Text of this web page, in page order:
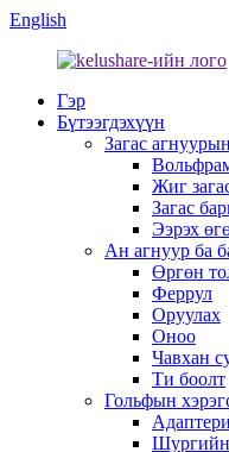
English
Гэр
Бүтээгдэхүүн
Загас
Жиг
Загас
Ээрэх
Ан агнуур ба
Өргөн
Феррул
Оруулах
Оноо
Чавхан
Ти боолт
Гольфын